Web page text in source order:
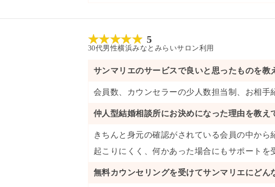
5
30代男性横浜みなとみらいサロン利用
サンマリエのサービスで良いと思ったものを教
会員数 カウンセラーの少人数担当制 お相手
仲人型結婚相談所にお決めになった理由を教え
きちんと身元の確認がされている会員の中か
起こりにくく、何かあった場合にもサポートを
無料カウンセリングを受けてサンマリエにどん